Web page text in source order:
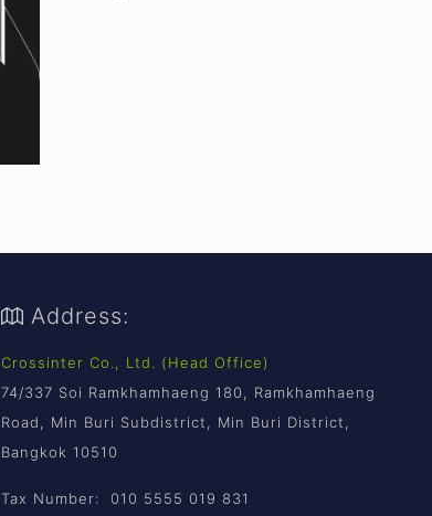
Address:
Crossinter Co., Ltd. (Head Office)
74/337 Soi Ramkhamhaeng 180, Ramkhamhaeng
Road, Min Buri Subdistrict, Min Buri District,
Bangkok 10510
Tax Number: 010 5555 019 831